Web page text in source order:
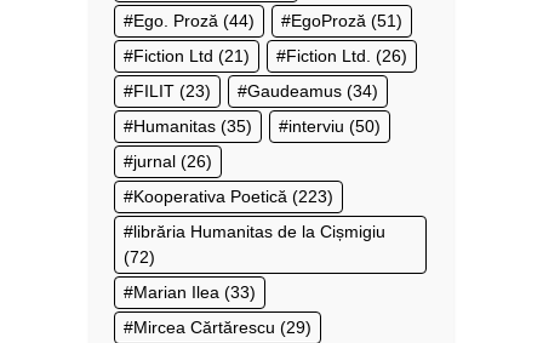
Ego. Proză (44) EgoProză (51)
Fiction Ltd (21) Fiction Ltd. (26)
FILIT (23) Gaudeamus (34)
Humanitas (35) interviu (50)
jurnal (26)
Kooperativa Poetică (223)
librăria Humanitas de la Cișmigiu
(72)
Marian Ilea (33)
Mircea Cărtărescu (29)